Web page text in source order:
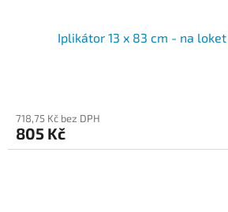
Iplikátor 13 x 83 cm - na
718,75 Kč bez DPH
805 Kč